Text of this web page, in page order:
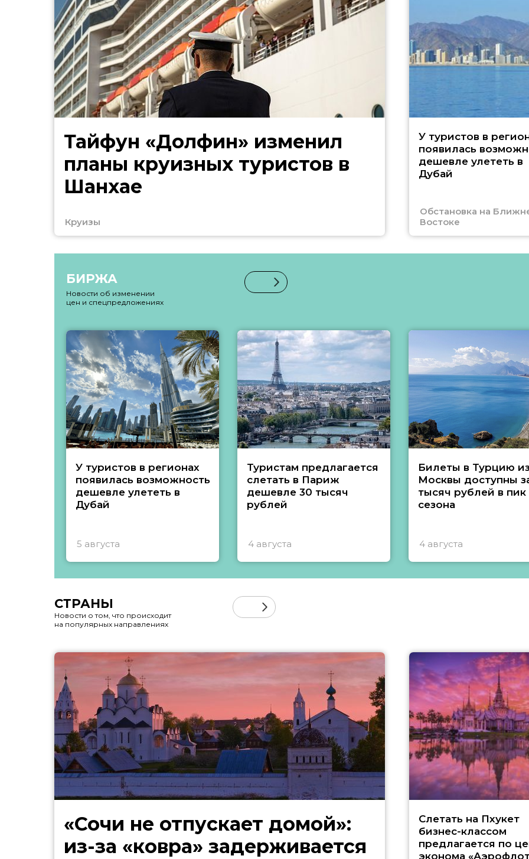
Тайфун «Долфин» изменил
планы круизных туристов в
Шанхае
Круизы
У туристов в
появилась
дешевле улететь в
Дубай
Обстановка на
Востоке
БИРЖА
Новости об изменении
цен и спецпредложениях
У туристов в регионах
появилась возможность
дешевле улететь в
Дубай
5 августа
Туристам предлагается
слетать в Париж
дешевле 30 тысяч
рублей
4 августа
Билеты в Турцию из
Москвы доступны
тысяч рублей в пик
сезона
4 августа
СТРАНЫ
Новости о том, что происходит
на популярных направлениях
«Сочи не отпускает домой»:
из-за «ковра» задерживается
Слетать на Пхукет
бизнес-классом
предлагается по
эконома